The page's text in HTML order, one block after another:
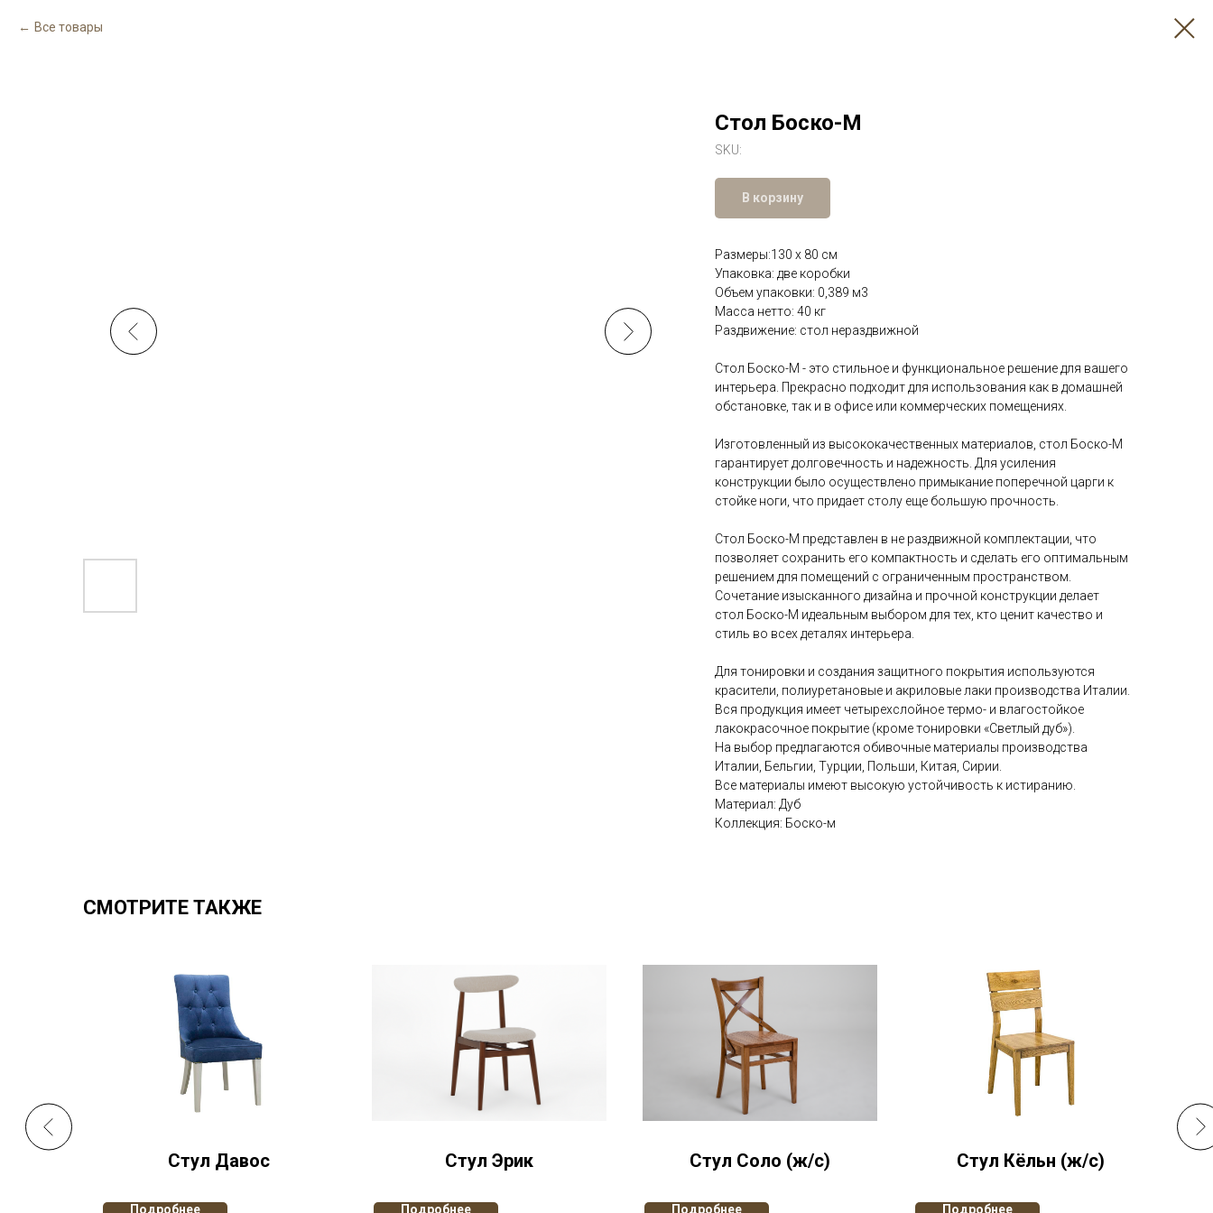
Все товары
Стол Боско-М
SKU:
В корзину
Размеры:130 х 80 см
Упаковка: две коробки
Объем упаковки: 0,389 м3
Масса нетто: 40 кг
Раздвижение: стол нераздвижной
Стол Боско-М - это стильное и функциональное решение для вашего
интерьера. Прекрасно подходит для использования как в домашней
обстановке, так и в офисе или коммерческих помещениях.
Изготовленный из высококачественных материалов, стол Боско-М
гарантирует долговечность и надежность. Для усиления
конструкции было осуществлено примыкание поперечной царги к
стойке ноги, что придает столу еще большую прочность.
Стол Боско-М представлен в не раздвижной комплектации, что
позволяет сохранить его компактность и сделать его оптимальным
решением для помещений с ограниченным пространством.
Сочетание изысканного дизайна и прочной конструкции делает
стол Боско-М идеальным выбором для тех, кто ценит качество и
стиль во всех деталях интерьера.
Для тонировки и создания защитного покрытия используются
красители, полиуретановые и акриловые лаки производства Италии.
Вся продукция имеет четырехслойное термо- и влагостойкое
лакокрасочное покрытие (кроме тонировки «Светлый дуб»).
На выбор предлагаются обивочные материалы производства
Италии, Бельгии, Турции, Польши, Китая, Сирии.
Все материалы имеют высокую устойчивость к истиранию.
Материал: Дуб
Коллекция: Боско-м
СМОТРИТЕ ТАКЖЕ
Стул Давос
Подробнее
Стул Эрик
Подробнее
Стул Соло (ж/с)
Подробнее
Стул Кёльн (ж/с)
Подробнее